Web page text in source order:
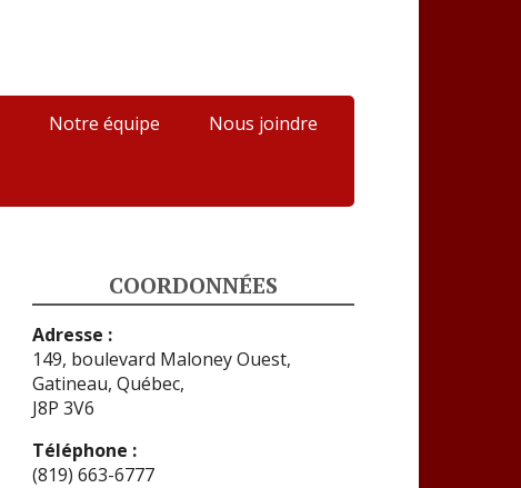
Notre équipe Nous joindre
COORDONNÉES
Adresse :
149, boulevard Maloney Ouest,
Gatineau, Québec,
J8P 3V6
Téléphone :
(819) 663-6777